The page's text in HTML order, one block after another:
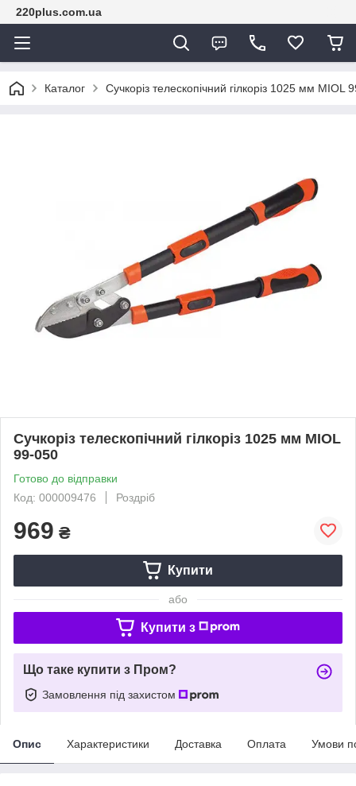
220plus.com.ua
Каталог Сучкоріз телескопічний гілкоріз 1025 мм MIOL
Сучкоріз телескопічний гілкоріз 1025 мм MIOL
99-050
Готово до відправки
Код: 000009476
Роздріб
969 ₴
Купити
або
Купити з
Що таке купити з Пром?
Замовлення під захистом
Опис Характеристики Доставка Оплата Умови